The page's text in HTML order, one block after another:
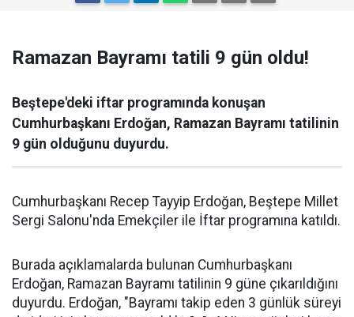
Ramazan Bayramı tatili 9 gün oldu!
Beştepe'deki iftar programında konuşan
Cumhurbaşkanı Erdoğan, Ramazan Bayramı tatilinin
9 gün olduğunu duyurdu.
Cumhurbaşkanı Recep Tayyip Erdoğan, Beştepe Millet
Sergi Salonu'nda Emekçiler ile İftar programına katıldı.
Burada açıklamalarda bulunan Cumhurbaşkanı
Erdoğan, Ramazan Bayramı tatilinin 9 güne çıkarıldığını
duyurdu. Erdoğan, "Bayramı takip eden 3 günlük süreyi